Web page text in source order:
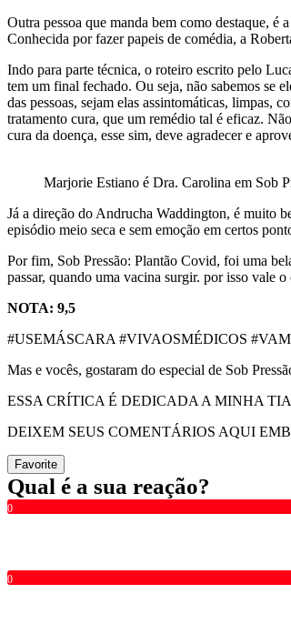
Outra pessoa que manda bem como destaque,
Conhecida por fazer papeis de comédia, a
Indo para parte técnica, o roteiro escrito pelo
tem um final fechado. Ou seja, não sabemos se
das pessoas, sejam elas assintomáticas, limpas,
tratamento cura, que um remédio tal é eficaz.
cura da doença, esse sim, deve agradecer e
Marjorie Estiano é Dra. Carolina em Sob
Já a direção do Andrucha Waddington, é muito
episódio meio seca e sem emoção em certos
Por fim, Sob Pressão: Plantão Covid, foi uma
passar, quando uma vacina surgir. por isso vale
NOTA: 9,5
#USEMÁSCARA #VIVAOSMÉDICOS
Mas e vocês, gostaram do especial de Sob
ESSA CRÍTICA É DEDICADA A MINHA
DEIXEM SEUS COMENTÁRIOS AQUI
Favorite
Qual é a sua reação?
0
0